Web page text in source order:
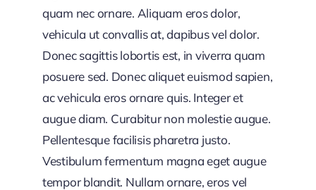
quam nec ornare. Aliquam eros dolor,
vehicula ut convallis at, dapibus vel dolor.
Donec sagittis lobortis est, in viverra quam
posuere sed. Donec aliquet euismod sapien,
ac vehicula eros ornare quis. Integer et
augue diam. Curabitur non molestie augue.
Pellentesque facilisis pharetra justo.
Vestibulum fermentum magna eget augue
tempor blandit. Nullam ornare, eros vel